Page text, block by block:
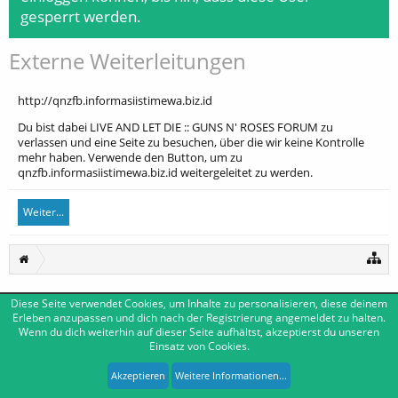
gesperrt werden.
Externe Weiterleitungen
http://qnzfb.informasiistimewa.biz.id
Du bist dabei LIVE AND LET DIE :: GUNS N' ROSES FORUM zu
verlassen und eine Seite zu besuchen, über die wir keine Kontrolle
mehr haben. Verwende den Button, um zu
qnzfb.informasiistimewa.biz.id weitergeleitet zu werden.
Weiter...
Deutsch [Du] Kontakt
Impressum Nutzungsbedingungen
Datenschutzerklärung
Forum software by XenForo™ |Media embeds by s9e
XenForo style by Pixel Exit
Diese Seite verwendet Cookies, um Inhalte zu personalisieren, diese deinem
Erleben anzupassen und dich nach der Registrierung angemeldet zu halten.
Wenn du dich weiterhin auf dieser Seite aufhältst, akzeptierst du unseren
Einsatz von Cookies.
Akzeptieren Weitere Informationen...